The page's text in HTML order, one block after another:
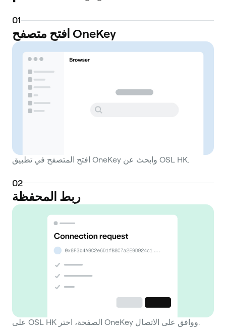
01
افتح متصفح OneKey
افتح المتصفح في تطبيق OneKey وابحث عن OSL HK.
02
ربط المحفظة
على OSL HK الصفحة، اختر OneKey ووافق على الاتصال.